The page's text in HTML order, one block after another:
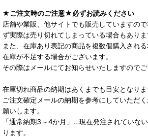
★ご注文時のご注意★必ずお読みください
店舗や業販、他サイトでも販売していますの
ず実際は売り切れてしまっている場合もありま
また、在庫あり表記の商品を複数個購入され
在庫が不足する場合がございます。
その際はメールにてお知らせいたしますのでご
在庫切れ商品の納期はあくまでも目安となりま
ご注文確定メールの納期を参考にしていただ
願いします。
「通常納期3～4か月」…現在発注されていな
ります。